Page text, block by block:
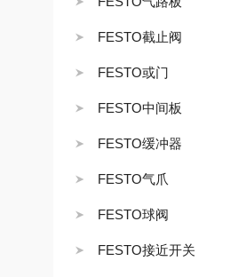
FESTO截止阀
FESTO或门
FESTO中间板
FESTO缓冲器
FESTO气爪
FESTO球阀
FESTO接近开关